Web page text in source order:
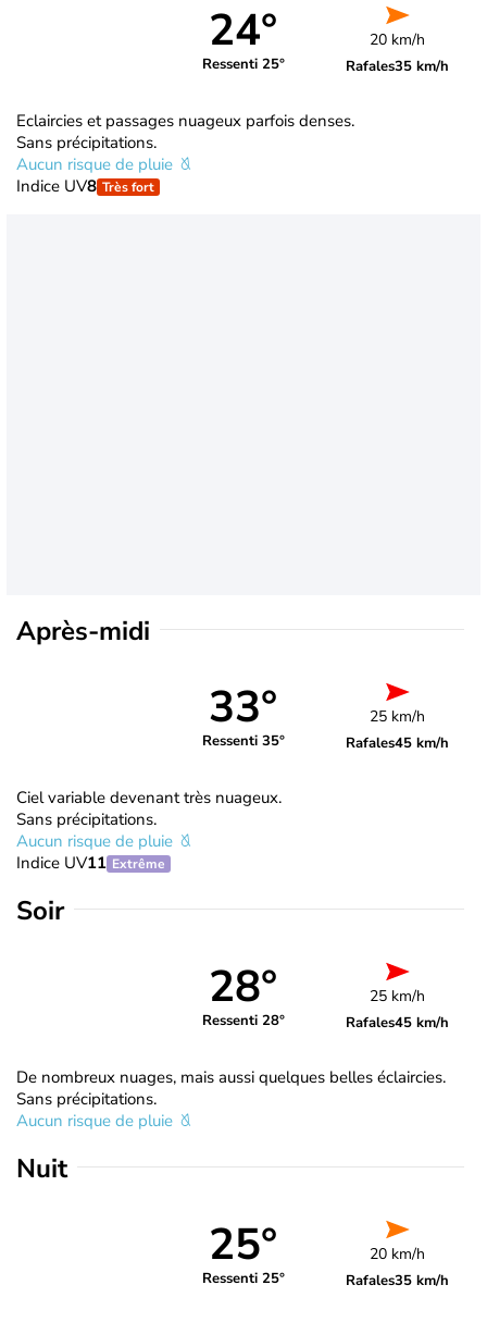
24°
Ressenti 25°
20 km/h
Rafales35 km/h
Eclaircies et passages nuageux parfois denses.
Sans précipitations.
Aucun risque de pluie
Indice UV8 Très fort
Après-midi
33°
Ressenti 35°
25 km/h
Rafales45 km/h
Ciel variable devenant très nuageux.
Sans précipitations.
Aucun risque de pluie
Indice UV11 Extrême
Soir
28°
Ressenti 28°
25 km/h
Rafales45 km/h
De nombreux nuages, mais aussi quelques belles éclaircies.
Sans précipitations.
Aucun risque de pluie
Nuit
25°
Ressenti 25°
20 km/h
Rafales35 km/h